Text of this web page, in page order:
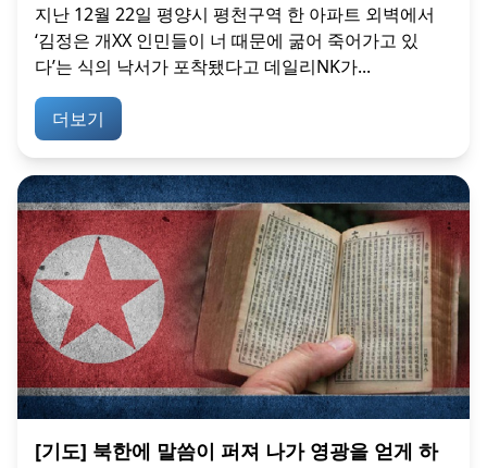
지난 12월 22일 평양시 평천구역 한 아파트 외벽에서
‘김정은 개XX 인민들이 너 때문에 굶어 죽어가고 있
다’는 식의 낙서가 포착됐다고 데일리NK가...
더보기
[기도] 북한에 말씀이 퍼져 나가 영광을 얻게 하